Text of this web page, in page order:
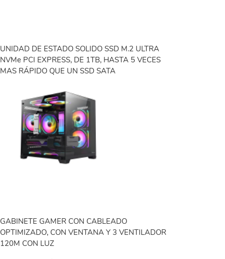
UNIDAD DE ESTADO SOLIDO SSD M.2 ULTRA
NVMe PCI EXPRESS, DE 1TB, HASTA 5 VECES
MAS RÁPIDO QUE UN SSD SATA
GABINETE GAMER CON CABLEADO
OPTIMIZADO, CON VENTANA Y 3 VENTILADOR
120M CON LUZ